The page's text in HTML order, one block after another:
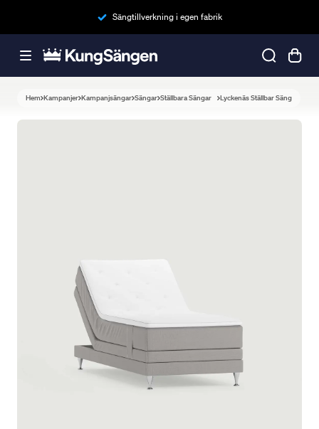
Sängtillverkning i egen fabrik
Hem Kampanjer Kampanjsängar Sängar Ställbara Sängar Lyckenäs Ställbar Säng